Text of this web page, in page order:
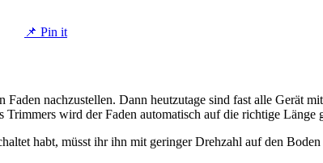
📌 Pin it
Faden nachzustellen. Dann heutzutage sind fast alle Gerät
Trimmers wird der Faden automatisch auf die richtige
habt, müsst ihr ihn mit geringer Drehzahl auf den